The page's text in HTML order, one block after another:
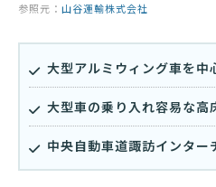
参照元： 山谷運輸株式会社
大型アルミウィング車を中
大型車の乗り入れ容易な高
中央自動車道諏訪インタ